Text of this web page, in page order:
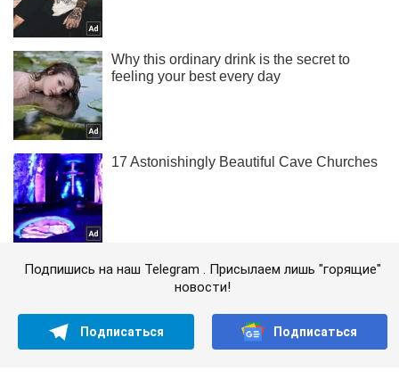
Подпишись на наш Telegram . Присылаем лишь "горящие"
новости!
Подписаться Подписаться